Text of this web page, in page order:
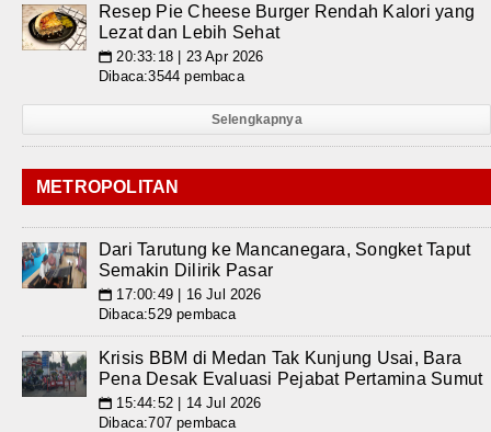
Resep Pie Cheese Burger Rendah Kalori yang
Lezat dan Lebih Sehat
📅 20:33:18 | 23 Apr 2026
Dibaca:3544 pembaca
Selengkapnya
METROPOLITAN
Dari Tarutung ke Mancanegara, Songket Taput
Semakin Dilirik Pasar
📅 17:00:49 | 16 Jul 2026
Dibaca:529 pembaca
Krisis BBM di Medan Tak Kunjung Usai, Bara
Pena Desak Evaluasi Pejabat Pertamina Sumut
📅 15:44:52 | 14 Jul 2026
Dibaca:707 pembaca